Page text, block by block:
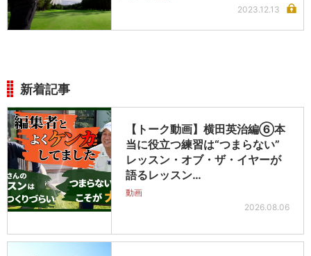
2023.12.13
新着記事
【トーク動画】横田英治編⑥本
当に役立つ練習は“つまらない”
レッスン・オブ・ザ・イヤーが
語るレッスン…
動画
2026.08.06